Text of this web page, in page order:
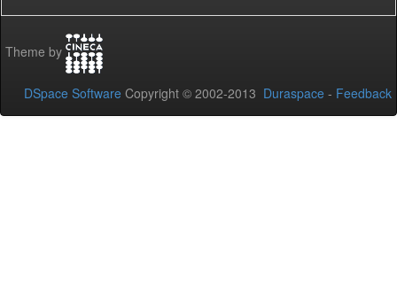
Theme by
DSpace Software Copyright © 2002-2013 Duraspace - Feedback